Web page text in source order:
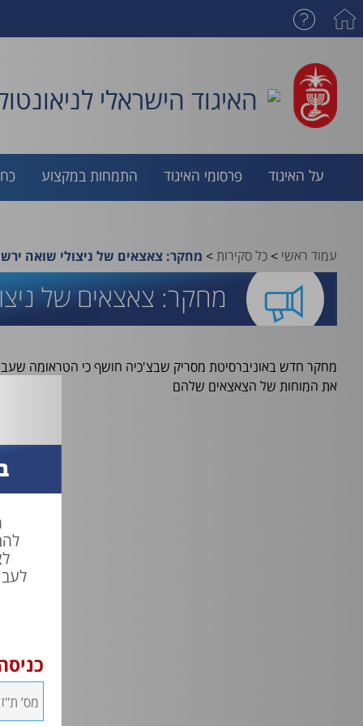
האיגוד הישראלי
על האיגוד פרסומי האיגוד התמחות במקצוע
עמוד ראשי>כל סקירות> מחקר: צאצאים של ניצולי שואה
מחקר: צאצאים של
מחקר חדש באוניברסיטת מסריק שבצ'כיה חושף כי הטראומה
את המוחות של הצאצאים שלהם